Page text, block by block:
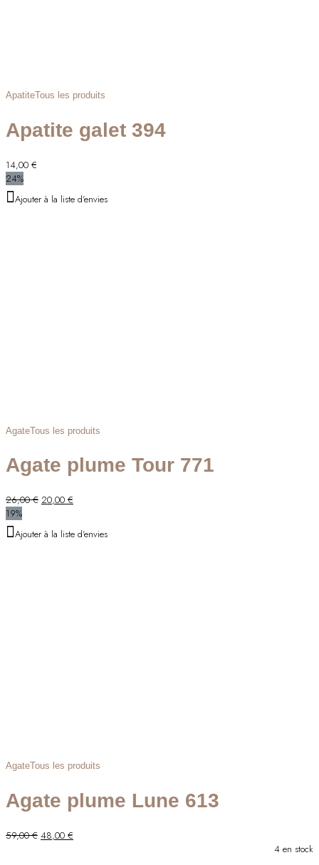
ApatiteTous les produits
Apatite galet 394
14,00 €
24%
Ajouter à la liste d'envies
AgateTous les produits
Agate plume Tour 771
26,00€ Le
était :
20,00 €
est :
19%
Ajouter à la liste d'envies
AgateTous les produits
Agate plume Lune 613
59,00€ Le
48,00 €
4 en stock